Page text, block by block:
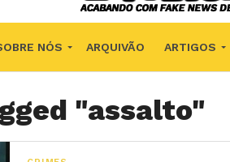
NÓS ARQUIVÃO ARTIGOS
"assalto"